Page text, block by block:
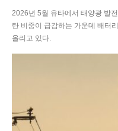
Climate
Energy
Health
2026년 5월 유타에서 태양광 발
탄 비중이 급감하는 가운데 배터
올리고 있다.